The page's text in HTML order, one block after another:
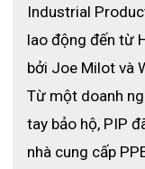
bên trong găng tay
hơn so với găng tay
đa, độ bền và khả
Industrial
lao động đến từ
bởi Joe Milot và
Từ một doanh
tay bảo hộ, PIP
nhà cung cấp